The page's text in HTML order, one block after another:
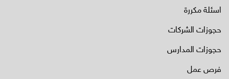
اسئلة مكررة
حجوزات الشركات
حجوزات المدارس
فرص عمل